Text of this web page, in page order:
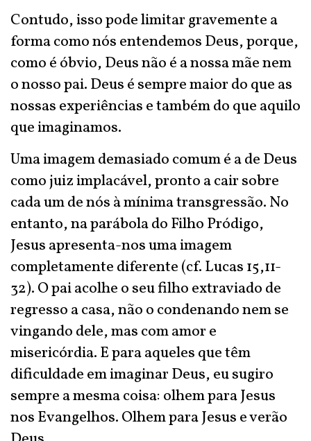
Contudo, isso pode limitar gravemente a
forma como nós entendemos Deus, porque,
como é óbvio, Deus não é a nossa mãe nem
o nosso pai. Deus é sempre maior do que as
nossas experiências e também do que aquilo
que imaginamos.
Uma imagem demasiado comum é a de Deus
como juiz implacável, pronto a cair sobre
cada um de nós à mínima transgressão. No
entanto, na parábola do Filho Pródigo,
Jesus apresenta-nos uma imagem
completamente diferente (cf. Lucas 15,11-
32). O pai acolhe o seu filho extraviado de
regresso a casa, não o condenando nem se
vingando dele, mas com amor e
misericórdia. E para aqueles que têm
dificuldade em imaginar Deus, eu sugiro
sempre a mesma coisa: olhem para Jesus
nos Evangelhos. Olhem para Jesus e verão